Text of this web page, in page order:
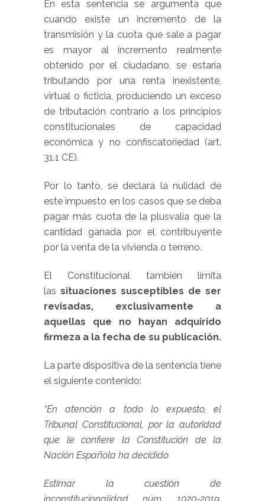
En esta sentencia se argumenta que
cuando existe un incremento de la
transmisión y la cuota que sale a pagar
es mayor al incremento realmente
obtenido por el ciudadano, se estaría
tributando por una renta inexistente,
virtual o ficticia, produciendo un exceso
de tributación contrario a los principios
constitucionales de capacidad
económica y no confiscatoriedad (art.
31.1 CE).
Por lo tanto, se declara la nulidad de
este impuesto en los casos que se deba
pagar más cuota de la plusvalía que la
cantidad ganada por el contribuyente
por la venta de la vivienda o terreno.
El Constitucional también limita
las situaciones susceptibles de ser
revisadas, exclusivamente a
aquellas que no hayan adquirido
firmeza a la fecha de su publicación.
La parte dispositiva de la sentencia tiene
el siguiente contenido:
“En atención a todo lo expuesto, el
Tribunal Constitucional, por la autoridad
que le confiere la Constitución de la
Nación Española ha decidido
Estimar la cuestión de